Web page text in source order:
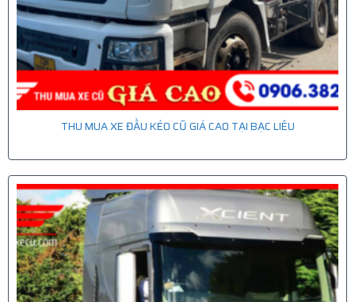
THU MUA XE ĐẦU KÉO CŨ GIÁ CAO TẠI BẠC LIÊU